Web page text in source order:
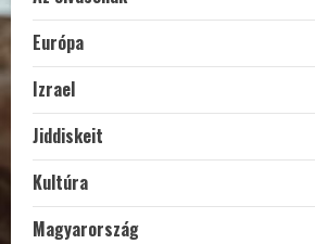
Európa
Izrael
Jiddiskeit
Kultúra
Magyarország